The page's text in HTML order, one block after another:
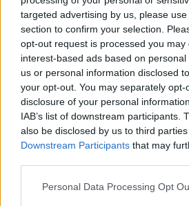
targeted advertising by us, please
section to confirm your selection.
opt-out request is processed you may
interest-based ads based on
us or personal information disclosed
your opt-out. You may separately
disclosure of your personal
IAB’s list of downstream participants.
also be disclosed by us to third
Downstream Participants that may
Personal Data Processing Opt
απαλλοτριώσεις ) ως
της Περιφέρειας και
να βρεθούν και σήμερα δεν
μέλλον ίδωμεν!!!
*Πολιτικός Μηχανικός, πρώην
Περιφερειακού Συμβουλίου
TAGS: ΑΥΤΟΔΙΟΙΚΗΣΗ